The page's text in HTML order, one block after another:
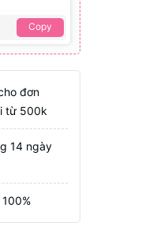
Copy
đơn
từ 500k
14 ngày